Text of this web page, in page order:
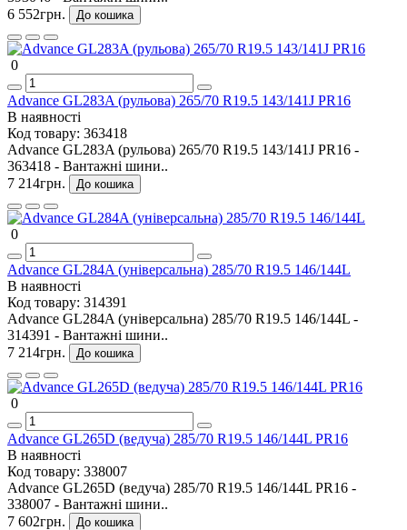
6 552грн.
До кошика
0
Advance GL283A (рульова) 265/70 R19.5 143/141J PR16
В наявності
Код товару: 363418
Advance GL283A (рульова) 265/70 R19.5 143/141J PR16 -
363418 - Вантажні шини..
7 214грн.
До кошика
0
Advance GL284A (універсальна) 285/70 R19.5 146/144L
В наявності
Код товару: 314391
Advance GL284A (універсальна) 285/70 R19.5 146/144L -
314391 - Вантажні шини..
7 214грн.
До кошика
0
Advance GL265D (ведуча) 285/70 R19.5 146/144L PR16
В наявності
Код товару: 338007
Advance GL265D (ведуча) 285/70 R19.5 146/144L PR16 -
338007 - Вантажні шини..
7 602грн.
До кошика